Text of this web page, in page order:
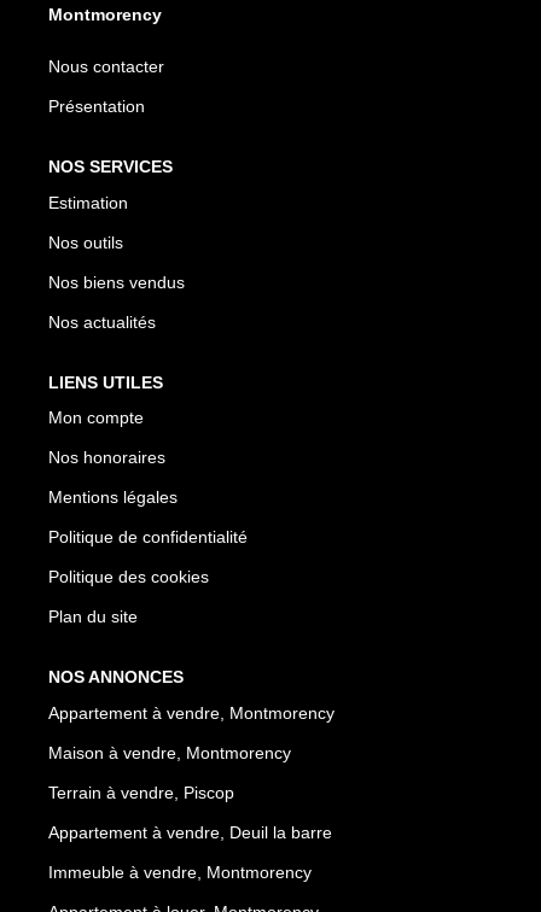
Montmorency
Nous contacter
Présentation
NOS SERVICES
Estimation
Nos outils
Nos biens vendus
Nos actualités
LIENS UTILES
Mon compte
Nos honoraires
Mentions légales
Politique de confidentialité
Politique des cookies
Plan du site
NOS ANNONCES
Appartement à vendre, Montmorency
Maison à vendre, Montmorency
Terrain à vendre, Piscop
Appartement à vendre, Deuil la barre
Immeuble à vendre, Montmorency